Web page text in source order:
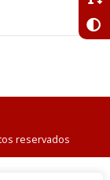
reservados